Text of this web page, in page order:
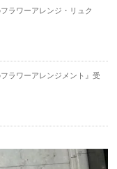
ラワーアレンジ・リュク
ラワーアレンジメント』受